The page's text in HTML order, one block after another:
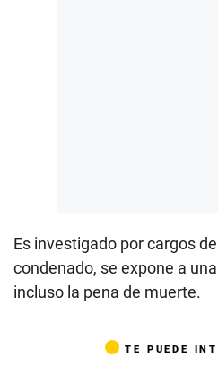
Es investigado por cargos
condenado, se expone a
incluso la pena de muerte.
TE PUEDE